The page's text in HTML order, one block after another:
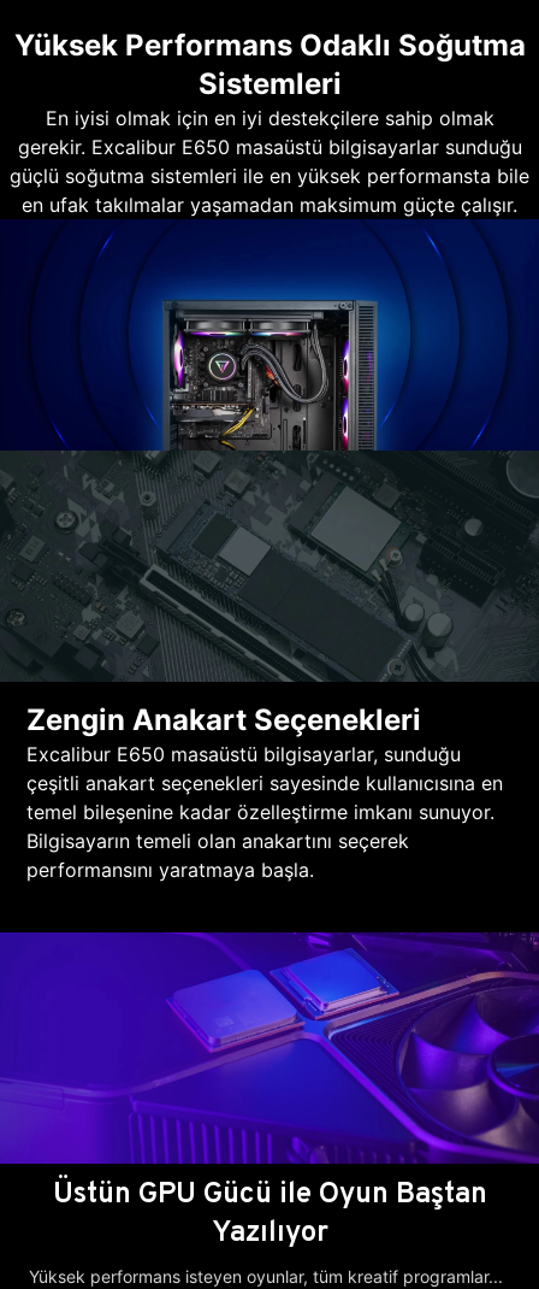
Yüksek Performans Odaklı Soğutma
Sistemleri
En iyisi olmak için en iyi destekçilere sahip olmak
gerekir. Excalibur E650 masaüstü bilgisayarlar sunduğu
güçlü soğutma sistemleri ile en yüksek performansta bile
en ufak takılmalar yaşamadan maksimum güçte çalışır.
Zengin Anakart Seçenekleri
Excalibur E650 masaüstü bilgisayarlar, sunduğu
çeşitli anakart seçenekleri sayesinde kullanıcısına en
temel bileşenine kadar özelleştirme imkanı sunuyor.
Bilgisayarın temeli olan anakartını seçerek
performansını yaratmaya başla.
Üstün GPU Gücü ile Oyun Baştan
Yazılıyor
Yüksek performans isteyen oyunlar, tüm kreatif programlar...